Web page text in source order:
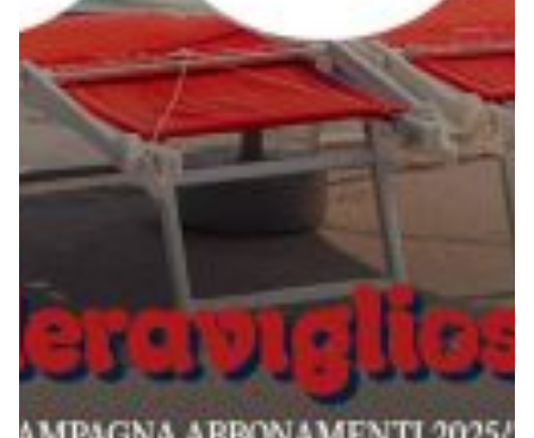
Summer Sale
Mare
Accessori
Helan x Genoa
Isolani x Genoa